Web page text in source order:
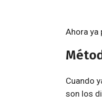
Ahora ya
Cuando
son los